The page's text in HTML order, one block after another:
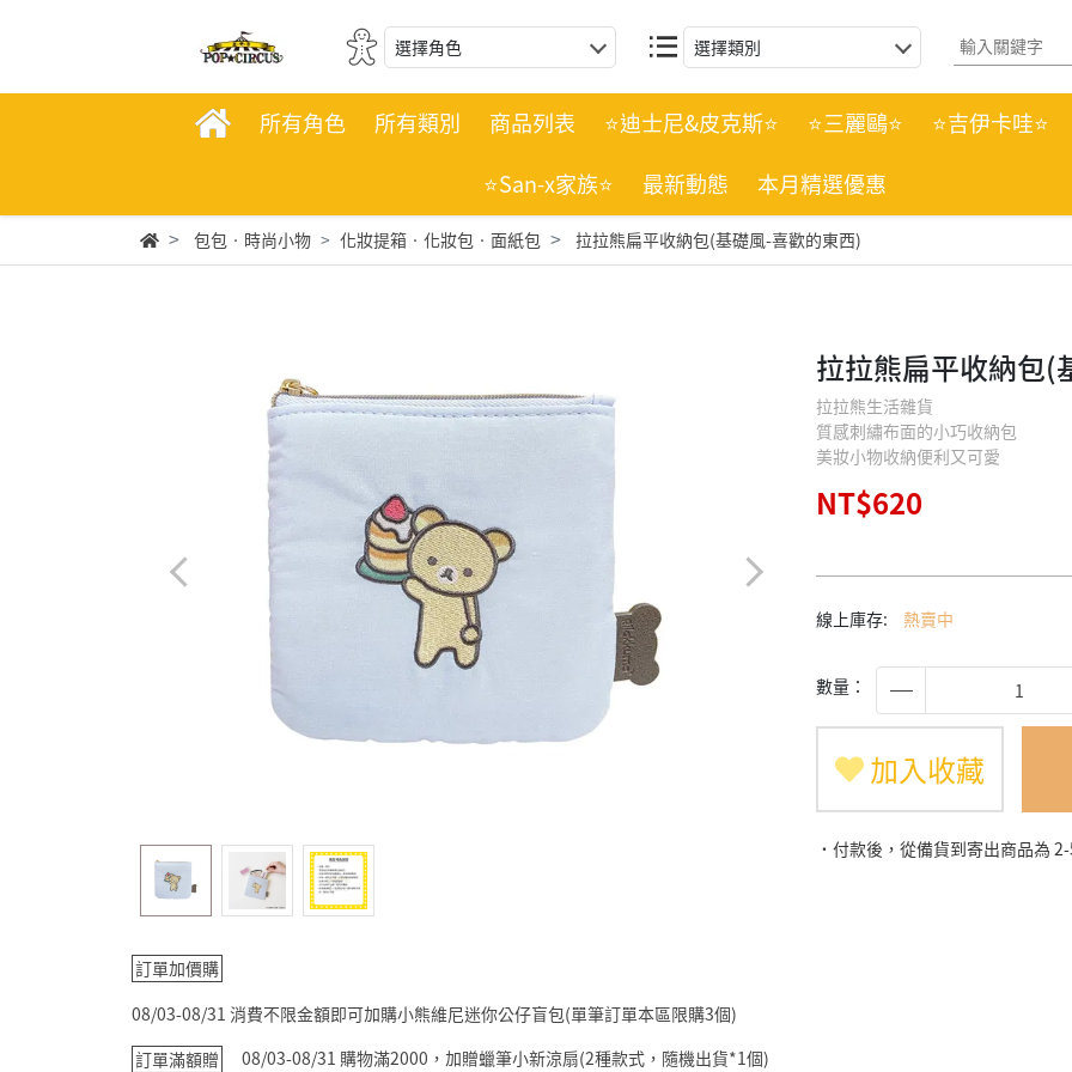
選擇角色 選擇類別
所有角色 所有類別 商品列表 ⭐迪士尼&皮克斯⭐ ⭐三麗鷗⭐
⭐吉伊卡哇⭐
⭐San-x家族⭐
最新動態 本月精選優惠
包包‧時尚小物 化妝提箱‧化妝包‧面紙包 拉拉熊扁平收納包(基礎風-喜歡的東西)
拉拉熊扁平收納包(
拉拉熊生活雜貨
質感刺繡布面的小巧收納包
美妝小物收納便利又可愛
NT$620
線上庫存: 熱賣中
數量：
加入收藏
˙付款後，從備貨到寄出商品為
訂單加價購
08/03-08/31 消費不限金額即可加購小熊維尼迷你公仔盲包(單筆訂單本區限購3個)
訂單滿額贈
08/03-08/31 購物滿2000，加贈蠟筆小新涼扇(2種款式，隨機出貨*1個)